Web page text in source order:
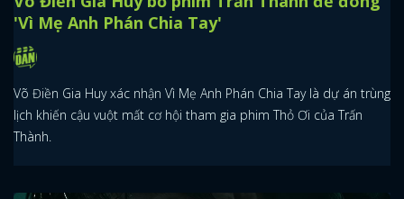
'Vì Mẹ Anh Phán Chia Tay'
Võ Điền Gia Huy xác nhận Vì Mẹ Anh Phán Chia Tay là dự án trùng
lịch khiến cậu vuột mất cơ hội tham gia phim Thỏ Ơi của Trấn
Thành.